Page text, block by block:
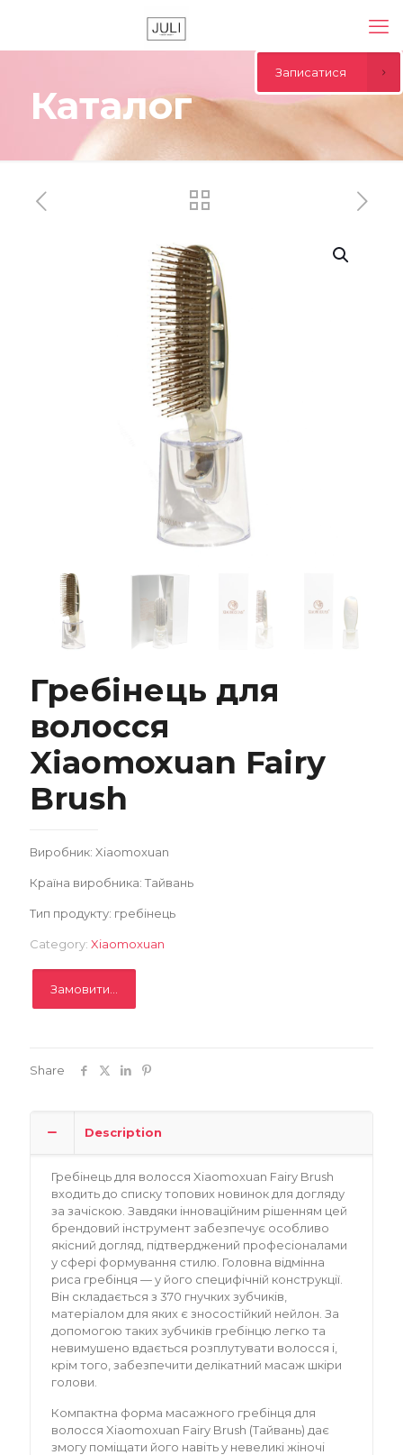
Каталог
Гребінець для
волосся
Xiaomoxuan Fairy
Brush
Виробник: Xiaomoxuan
Країна виробника: Тайвань
Тип продукту: гребінець
Category: Xiaomoxuan
Замовити...
Share
Description
Гребінець для волосся Xiaomoxuan Fairy Brush
входить до списку топових новинок для догляду
за зачіскою. Завдяки інноваційним рішенням цей
брендовий інструмент забезпечує особливо
якісний догляд, підтверджений професіоналами
у сфері формування стилю. Головна відмінна
риса гребінця — у його специфічній конструкції.
Він складається з 370 гнучких зубчиків,
матеріалом для яких є зносостійкий нейлон. За
допомогою таких зубчиків гребінцю легко та
невимушено вдається розплутувати волосся і,
крім того, забезпечити делікатний масаж шкіри
голови.
Компактна форма масажного гребінця для
волосся Xiaomoxuan Fairy Brush (Тайвань) дає
змогу поміщати його навіть у невеликі жіночі
Записатися
Записатися